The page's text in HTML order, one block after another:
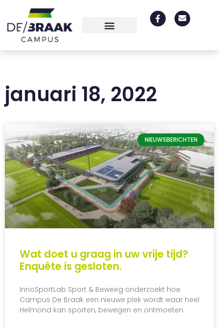
januari 18, 2022
NIEUWSBERICHTEN
Wat doet u graag in uw vrije tijd?
Enquête is gesloten.
InnoSportLab Sport & Beweeg onderzoekt hoe
Campus De Braak een nieuwe plek wordt waar heel
Helmond kan sporten, bewegen en ontmoeten.